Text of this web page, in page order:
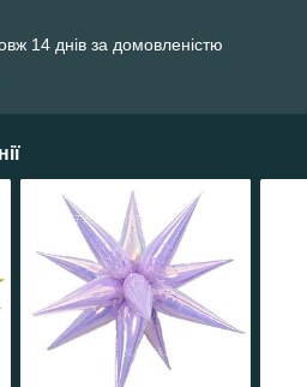
14 днів за домовленістю